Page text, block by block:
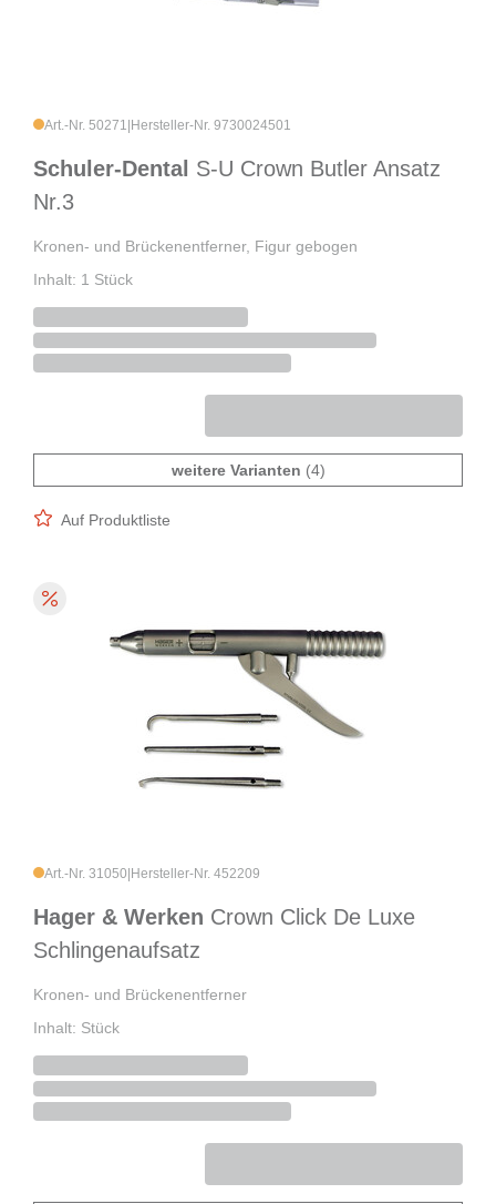
Art.-Nr. 50271 Hersteller-Nr. 9730024501
Schuler-Dental S-U Crown Butler Ansatz
Nr.3
Kronen- und Brückenentferner, Figur gebogen
Inhalt: 1 Stück
weitere Varianten (4)
Auf Produktliste
Art.-Nr. 31050 Hersteller-Nr. 452209
Hager & Werken Crown Click De Luxe
Schlingenaufsatz
Kronen- und Brückenentferner
Inhalt: Stück